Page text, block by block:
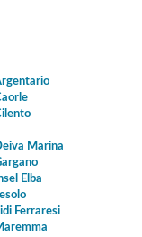
Marina
Elba
Ferraresi